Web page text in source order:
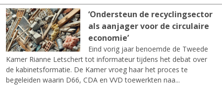
‘Ondersteun de recyclingsector
als aanjager voor de circulaire
economie’
Eind vorig jaar benoemde de Tweede
Kamer Rianne Letschert tot informateur tijdens het debat over
de kabinetsformatie. De Kamer vroeg haar het proces te
begeleiden waarin D66, CDA en VVD toewerkten naa...